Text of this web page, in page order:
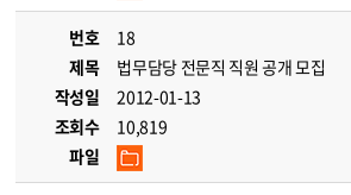
번호
18
제목
법무담당 전문직 직원 공개 모집
작성일
2012-01-13
조회수
10,819
파일